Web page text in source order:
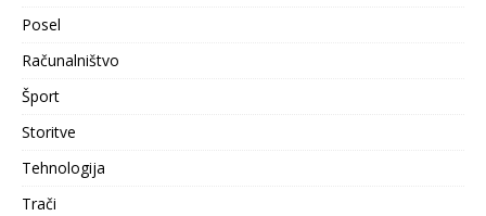
Posel
Računalništvo
Šport
Storitve
Tehnologija
Trači